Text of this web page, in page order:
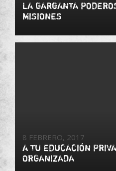
LA GARGANTA
MISIONES
8 FEBRERO, 2017
A TU EDUCACIÓN
ORGANIZADA